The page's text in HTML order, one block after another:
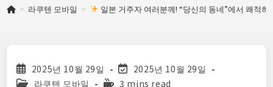
> 라쿠텐 모바일 > 일본 거주자 여러분께! “당신의 동네”에서 쾌적
Post
published:
2025년 10월 29일
Post
last
2025년 10월 29일
Post라쿠텐 모바일
Reading3 mins read